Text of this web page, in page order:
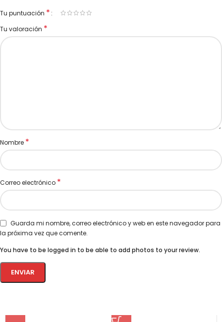
Tu puntuación *
Tu valoración *
Nombre *
Correo electrónico *
Guarda mi nombre, correo electrónico y web en este navegador para
la próxima vez que comente.
You have to be logged in to be able to add photos to your review.